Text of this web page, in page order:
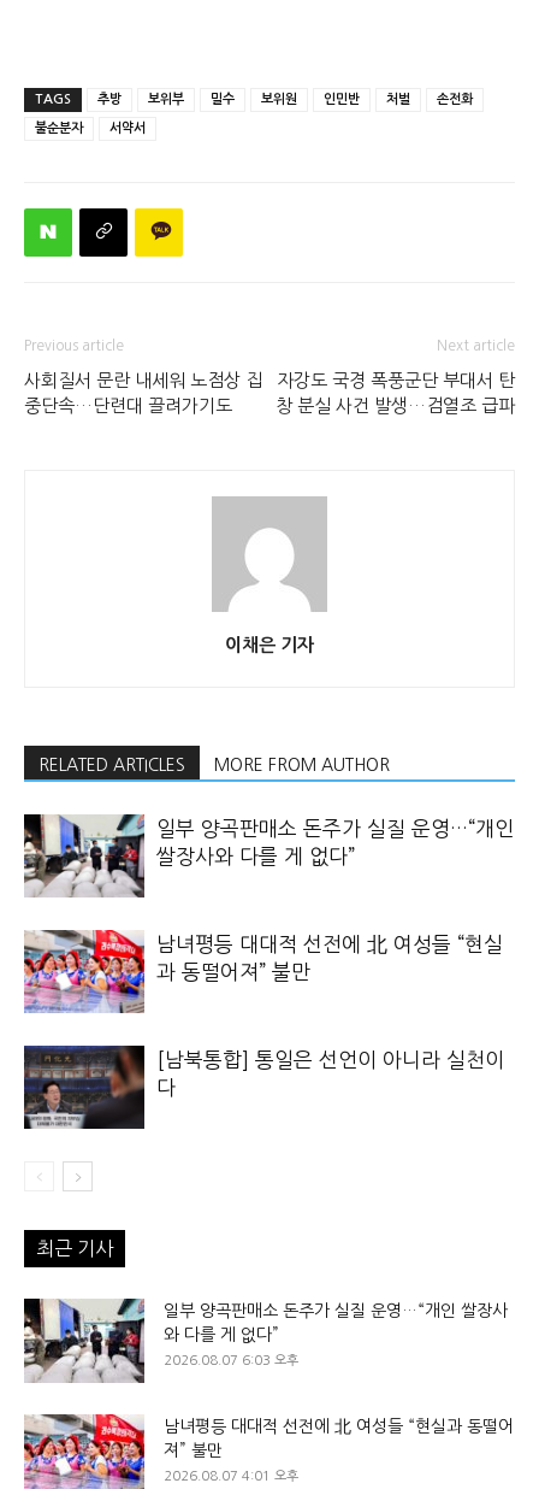
TAGS 추방 보위부 밀수 보위원 인민반 처벌 손전화
불순분자 서약서
Previous article
사회질서 문란 내세워 노점상 집
중단속…단련대 끌려가기도
Next article
자강도 국경 폭풍군단 부대서 탄
창 분실 사건 발생…검열조 급파
이채은 기자
RELATED ARTICLES MORE FROM AUTHOR
일부 양곡판매소 돈주가 실질 운영…“개인
쌀장사와 다를 게 없다”
남녀평등 대대적 선전에 北 여성들 “현실
과 동떨어져” 불만
[남북통합] 통일은 선언이 아니라 실천이
다
최근 기사
일부 양곡판매소 돈주가 실질 운영…“개인 쌀장사
와 다를 게 없다”
2026.08.07 6:03 오후
남녀평등 대대적 선전에 北 여성들 “현실과 동떨어
져” 불만
2026.08.07 4:01 오후